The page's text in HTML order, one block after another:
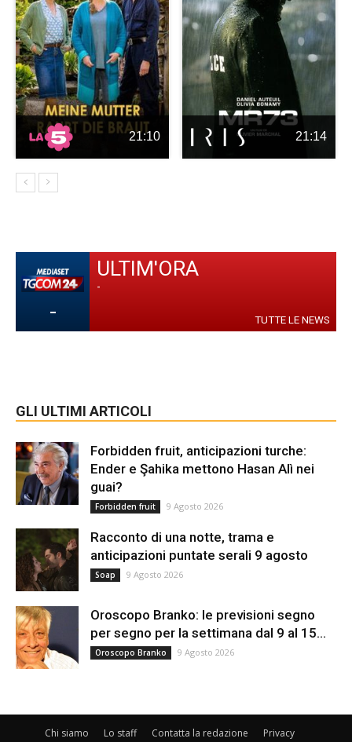
21:10 21:14
-
ULTIM'ORA
-
TUTTE LE NEWS
GLI ULTIMI ARTICOLI
Forbidden fruit, anticipazioni turche:
Ender e Şahika mettono Hasan Alì nei
guai?
Forbidden fruit 9 Agosto 2026
Racconto di una notte, trama e
anticipazioni puntate serali 9 agosto
Soap 9 Agosto 2026
Oroscopo Branko: le previsioni segno
per segno per la settimana dal 9 al 15...
Oroscopo Branko 9 Agosto 2026
Chi siamo Lo staff Contatta la redazione Privacy